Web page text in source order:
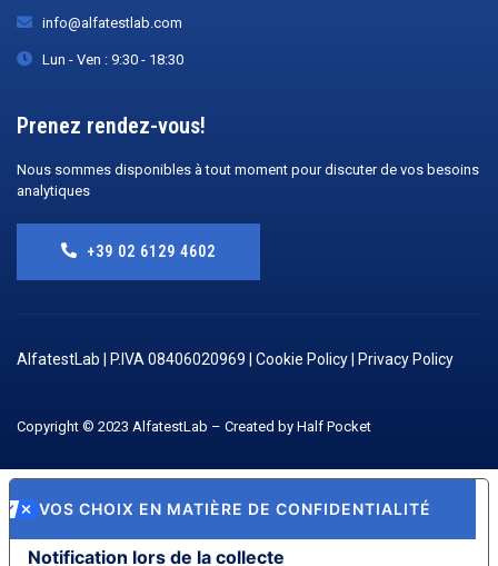
info@alfatestlab.com
Lun - Ven : 9:30 - 18:30
Prenez rendez-vous!
Nous sommes disponibles à tout moment pour discuter de vos besoins
analytiques
+39 02 6129 4602
AlfatestLab | P.IVA 08406020969 | Cookie Policy Privacy Policy
Copyright © 2023 AlfatestLab – Created by Half Pocket
Notification lors de la collecte
VOS CHOIX EN MATIÈRE DE CONFIDENTIALITÉ